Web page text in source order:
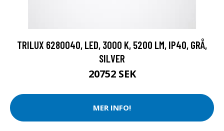
TRILUX 6280040, LED, 3000 K, 5200 LM, IP40, GRÅ,
SILVER
20752 SEK
MER INFO!